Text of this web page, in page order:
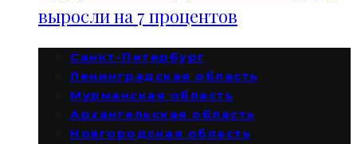
выросли на 7 процентов
Санкт-Петербург
Ленинградская область
Мурманская область
Архангельская область
Новгородская область